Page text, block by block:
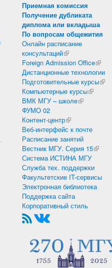
Приемная комиссия
Получение дубликата
диплома или вкладыша
По вопросам общежития
Онлайн расписание
консультаций(внешняя ссылка)
Foreign Admission Office
Дистанционные технологии
Подготовительные курсы
Компьютерные курсы
ВМК МГУ – школе(внешняя
ФУМО 02
Контент-центр(внешняя
Веб-интерфейс к почте
Расписание занятий
Вестник МГУ. Серия 15
Система ИСТИНА МГУ
Служба тех. поддержки
Факультетские IT-сервисы
Электронная библиотека
Поддержка сайта
Корпоративный стиль